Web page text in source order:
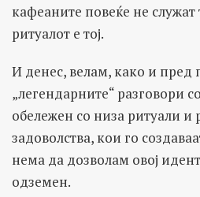
кафеаните повеќе не
ритуалот е тој.
И денес, велам, како и пред
„легендарните“ разговори
обележен со низа ритуали
задоволства, кои го
нема да дозволам овој
одземен.